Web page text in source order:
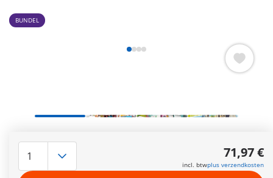
BUNDEL
Leveringstermijn op dit moment 2 tot 4 werkdagen
Gratis verzending vanaf €40
71,97 €
incl. btwplus verzendkosten